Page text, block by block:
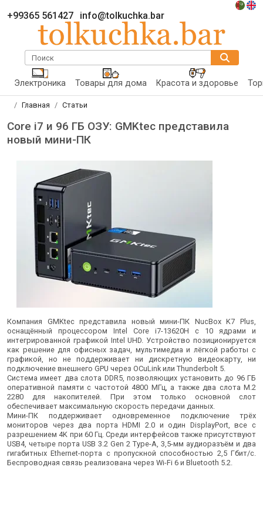
+99365 561427 info@tolkuchka.bar
Поиск
Электроника Товары для дома Красота и здоровье
Главная Статьи
Core i7 и 96 ГБ ОЗУ: GMKtec представила
новый мини-ПК
Компания GMKtec представила новый мини-ПК NucBox K7 Plus,
оснащённый процессором Intel Core i7-13620H с 10 ядрами и
интегрированной графикой Intel UHD. Устройство позиционируется
как решение для офисных задач, мультимедиа и лёгкой работы с
графикой, но не поддерживает ни дискретную видеокарту, ни
подключение внешнего GPU через OCuLink или Thunderbolt 5.
Система имеет два слота DDR5, позволяющих установить до 96 ГБ
оперативной памяти с частотой 4800 МГц, а также два слота M.2
2280 для накопителей. При этом только основной слот
обеспечивает максимальную скорость передачи данных.
Мини-ПК поддерживает одновременное подключение трёх
мониторов через два порта HDMI 2.0 и один DisplayPort, все с
разрешением 4K при 60 Гц. Среди интерфейсов также присутствуют
USB4, четыре порта USB 3.2 Gen 2 Type-A, 3,5-мм аудиоразъём и два
гигабитных Ethernet-порта с пропускной способностью 2,5 Гбит/с.
Беспроводная связь реализована через Wi-Fi 6 и Bluetooth 5.2.